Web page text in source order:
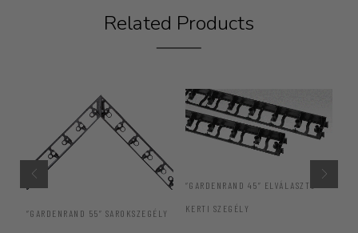
Related Products
“GARDENRAND 55” SAROKSZEGÉLY
“GARDENRAND 45” ELVÁLASZTÓ
KERTI SZEGÉLY